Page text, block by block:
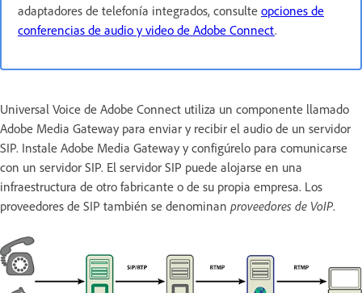
adaptadores de telefonía integrados, consulte opciones de
conferencias de audio y video de Adobe Connect.
Universal Voice de Adobe Connect utiliza un componente llamado
Adobe Media Gateway para enviar y recibir el audio de un servidor
SIP. Instale Adobe Media Gateway y configúrelo para comunicarse
con un servidor SIP. El servidor SIP puede alojarse en una
infraestructura de otro fabricante o de su propia empresa. Los
proveedores de SIP también se denominan proveedores de VoIP.